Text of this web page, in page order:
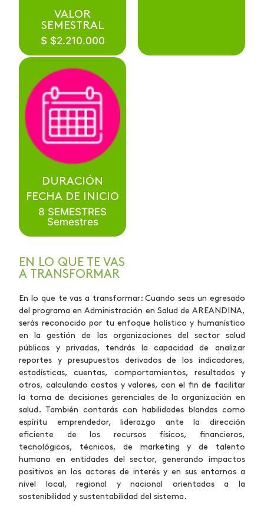
VALOR
SEMESTRAL
$ $2.210.000
DURACIÓN
FECHA DE INICIO
8 SEMESTRES
Semestres
EN LO QUE TE VAS
A TRANSFORMAR
En lo que te vas a transformar: Cuando seas un egresado
del programa en Administración en Salud de AREANDINA,
serás reconocido por tu enfoque holístico y humanístico
en la gestión de las organizaciones del sector salud
públicas y privadas, tendrás la capacidad de analizar
reportes y presupuestos derivados de los indicadores,
estadísticas, cuentas, comportamientos, resultados y
otros, calculando costos y valores, con el fin de facilitar
la toma de decisiones gerenciales de la organización en
salud. También contarás con habilidades blandas como
espíritu emprendedor, liderazgo ante la dirección
eficiente de los recursos físicos, financieros,
tecnológicos, técnicos, de marketing y de talento
humano en entidades del sector, generando impactos
positivos en los actores de interés y en sus entornos a
nivel local, regional y nacional orientados a la
sostenibilidad y sustentabilidad del sistema.